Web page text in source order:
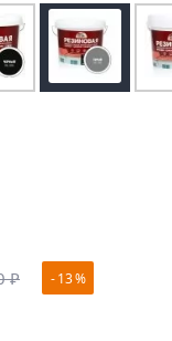
₽ - 13 %